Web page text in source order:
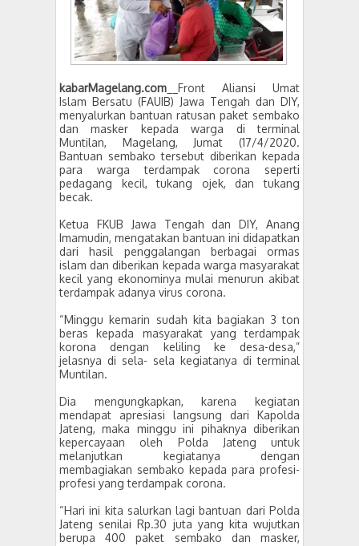
kabarMagelang.com __Front Aliansi Umat
Islam Bersatu (FAUIB) Jawa Tengah dan DIY,
menyalurkan bantuan ratusan paket sembako
dan masker kepada warga di terminal
Muntilan, Magelang, Jumat (17/4/2020.
Bantuan sembako tersebut diberikan kepada
para warga terdampak corona seperti
pedagang kecil, tukang ojek, dan tukang
becak.
Ketua FKUB Jawa Tengah dan DIY, Anang
Imamudin, mengatakan bantuan ini didapatkan
dari hasil penggalangan berbagai ormas
islam dan diberikan kepada warga masyarakat
kecil yang ekonominya mulai menurun akibat
terdampak adanya virus corona.
“Minggu kemarin sudah kita bagiakan 3 ton
beras kepada masyarakat yang terdampak
korona dengan keliling ke desa-desa,”
jelasnya di sela- sela kegiatanya di terminal
Muntilan.
Dia mengungkapkan, karena kegiatan
mendapat apresiasi langsung dari Kapolda
Jateng, maka minggu ini pihaknya diberikan
kepercayaan oleh Polda Jateng untuk
melanjutkan kegiatanya dengan
membagiakan sembako kepada para profesi-
profesi yang terdampak corona.
“Hari ini kita salurkan lagi bantuan dari Polda
Jateng senilai Rp.30 juta yang kita wujutkan
berupa 400 paket sembako dan masker,